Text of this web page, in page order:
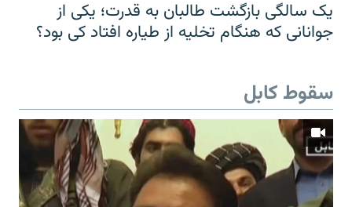
یک سالگی بازگشت طالبان به قدرت؛ یکی از
جوانانی که هنگام تخلیه از طیاره افتاد کی بود؟
سقوط کابل